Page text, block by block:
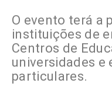
O evento terá a
instituições de
Centros de
universidades e
particulares.